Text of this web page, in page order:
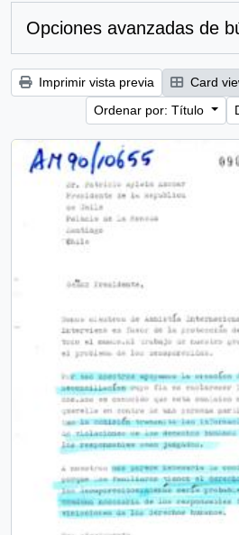
Opciones avanzadas de
Imprimir vista previa Card
Ordenar por: Título